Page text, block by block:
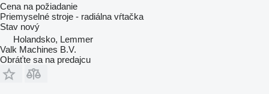
Cena na požiadanie
Priemyselné stroje - radiálna vŕtačka
Stav nový
Holandsko, Lemmer
Valk Machines B.V.
Obráťte sa na predajcu